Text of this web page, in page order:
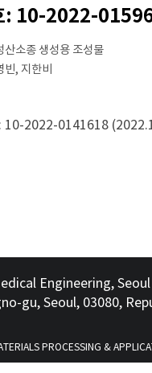
: 10-2022-
산소종 생성용 조성물
빈, 지한비
10-2022-0141618
Engineering,
gu, Seoul, 03080,
PROCESSING &